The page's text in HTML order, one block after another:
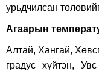
урьдчилсан
Агаарын
Алтай, Хангай,
градус хүйтэн,